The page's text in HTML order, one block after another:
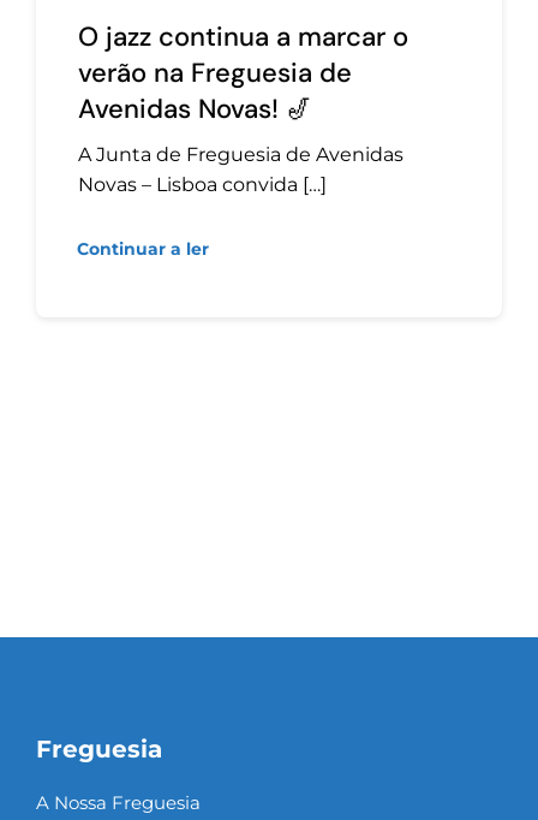
O jazz continua a marcar o
verão na Freguesia de
Avenidas Novas! 🎷
A Junta de Freguesia de Avenidas
Novas – Lisboa convida […]
Continuar a ler
Freguesia
A Nossa Freguesia